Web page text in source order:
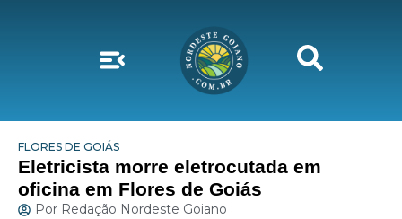
FLORES DE GOIÁS
Eletricista morre eletrocutada em
oficina em Flores de Goiás
Por Redação Nordeste Goiano